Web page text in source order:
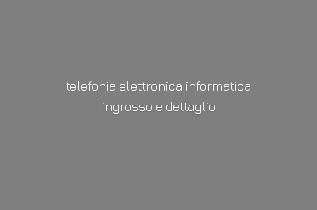
telefonia elettronica informatica
ingrosso e dettaglio